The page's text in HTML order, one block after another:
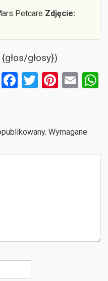
Petcare Zdjęcie:
głosy})
F
b
o
T
er
Pi
es
E
Wymagane